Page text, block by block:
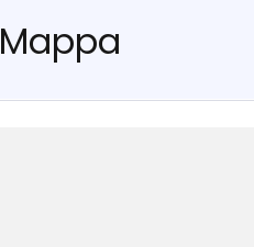
Mappa